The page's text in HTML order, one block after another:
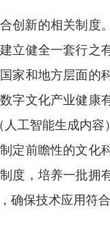
创新的相关制度
立健全一套行
家和地方层面的
字文化产业健
工智能生成内
定前瞻性的文化
度，培养一批拥
确保技术应用符